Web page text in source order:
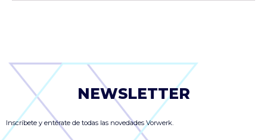
NEWSLETTER
Inscríbete y entérate de todas las novedades Vorwerk.